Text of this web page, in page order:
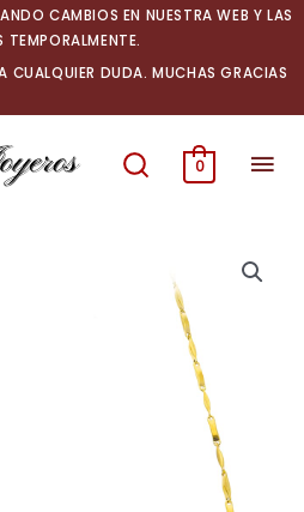
CAMBIOS EN NUESTRA WEB Y LAS
CUALQUIER DUDA. MUCHAS GRACIAS
0